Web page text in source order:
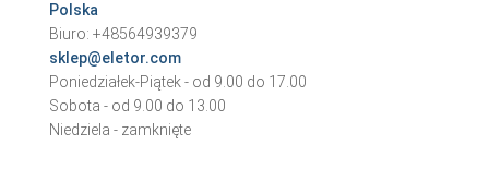
Polska
Biuro: +48564939379
sklep@eletor.com
Poniedziałek-Piątek - od 9.00 do 17.00
Sobota - od 9.00 do 13.00
Niedziela - zamknięte